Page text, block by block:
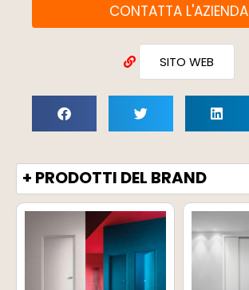
CONTATTA L'AZIENDA
SITO WEB
+ PRODOTTI DEL BRAND